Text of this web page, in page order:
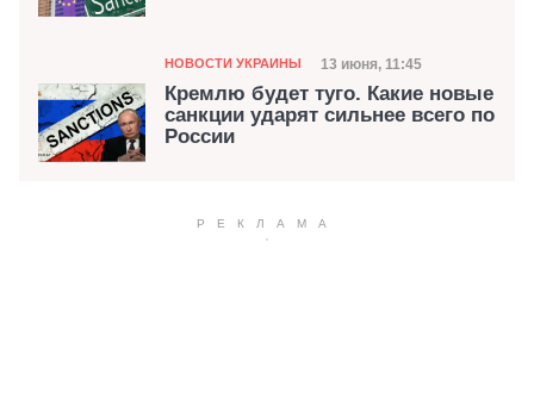
Категория
НОВОСТИ УКРАИНЫ Дата публикации
13 июня, 11:45
Кремлю будет туго. Какие новые
санкции ударят сильнее всего по
России